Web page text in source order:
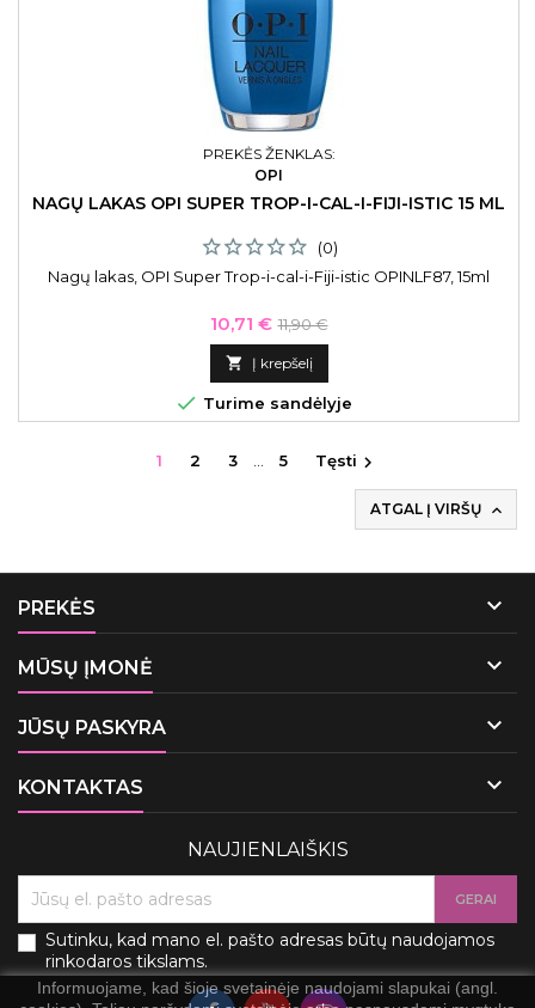
PREKĖS ŽENKLAS:
OPI
NAGŲ LAKAS OPI SUPER TROP-I-CAL-I-FIJI-ISTIC 15 ML
(0)
Nagų lakas, OPI Super Trop-i-cal-i-Fiji-istic OPINLF87, 15ml
Kaina
10,71 € Bazinė
kaina
11,90 €
 Į krepšelį
 Turime sandėlyje
1 2 3 5 Tęsti 
ATGAL Į VIRŠŲ 
PREKĖS 
MŪSŲ ĮMONĖ 
JŪSŲ PASKYRA 
KONTAKTAS 
Informuojame, kad šioje svetainėje naudojami slapukai (angl.
NAUJIENLAIŠKIS
Sutinku, kad mano el. pašto adresas būtų naudojamos
rinkodaros tikslams.